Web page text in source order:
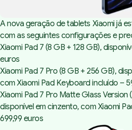
A nova geração de tablets Xiaomi já
com as seguintes configurações e
Xiaomi Pad 7 (8 GB + 128 GB),
euros
Xiaomi Pad 7 Pro (8 GB + 256 GB),
com Xiaomi Pad Keyboard incluído –
Xiaomi Pad 7 Pro Matte Glass Version
disponível em cinzento, com Xiaomi
699,99 euros